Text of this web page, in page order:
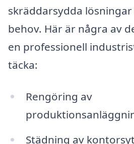
skräddarsydda
behov. Här är några av
en professionell
täcka:
Rengöring av
Städning av